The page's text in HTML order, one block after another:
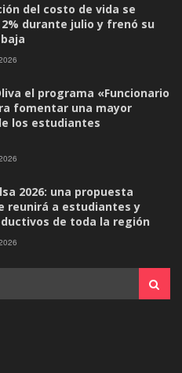
del costo de vida se
durante julio y frenó su
el programa «Funcionario
fomentar una mayor
los estudiantes
2026: una propuesta
reunirá a estudiantes y
de toda la región